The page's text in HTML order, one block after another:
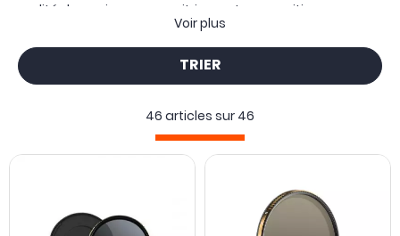
qualité de vos images, maitriser votre exposition ou
appliquer des effets optiques ciblés.
Voir plus
TRIER
46 articles sur 46